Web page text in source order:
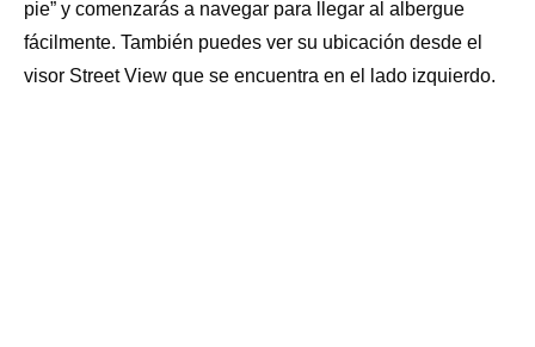
pie” y comenzarás a navegar para llegar al albergue
fácilmente. También puedes ver su ubicación desde el
visor Street View que se encuentra en el lado izquierdo.